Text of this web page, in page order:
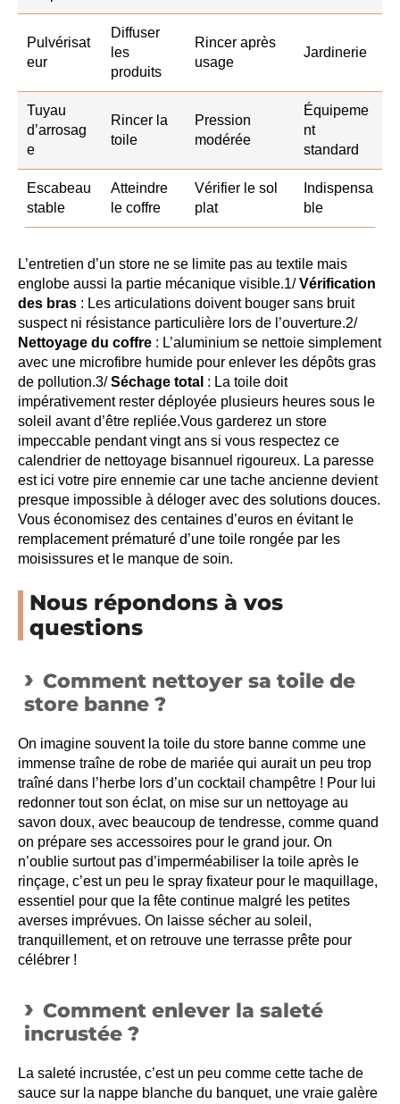
Pulvérisat
eur
Diffuser
les
produits
Rincer après
usage
Jardinerie
Tuyau
d’arrosag
e
Rincer la
toile
Pression
modérée
Équipeme
nt
standard
Escabeau
stable
Atteindre
le coffre
Vérifier le sol
plat
Indispensa
ble
L’entretien d’un store ne se limite pas au textile mais
englobe aussi la partie mécanique visible.1/Vérification
des bras : Les articulations doivent bouger sans bruit
suspect ni résistance particulière lors de l’ouverture.2/
Nettoyage du coffre : L’aluminium se nettoie simplement
avec une microfibre humide pour enlever les dépôts gras
de pollution.3/Séchage total : La toile doit
impérativement rester déployée plusieurs heures sous le
soleil avant d’être repliée.Vous garderez un store
impeccable pendant vingt ans si vous respectez ce
calendrier de nettoyage bisannuel rigoureux. La paresse
est ici votre pire ennemie car une tache ancienne devient
presque impossible à déloger avec des solutions douces.
Vous économisez des centaines d’euros en évitant le
remplacement prématuré d’une toile rongée par les
moisissures et le manque de soin.
Nous répondons à vos
questions
Comment nettoyer sa toile de
store banne ?
On imagine souvent la toile du store banne comme une
immense traîne de robe de mariée qui aurait un peu trop
traîné dans l’herbe lors d’un cocktail champêtre ! Pour lui
redonner tout son éclat, on mise sur un nettoyage au
savon doux, avec beaucoup de tendresse, comme quand
on prépare ses accessoires pour le grand jour. On
n’oublie surtout pas d’imperméabiliser la toile après le
rinçage, c’est un peu le spray fixateur pour le maquillage,
essentiel pour que la fête continue malgré les petites
averses imprévues. On laisse sécher au soleil,
tranquillement, et on retrouve une terrasse prête pour
célébrer !
Comment enlever la saleté
incrustée ?
La saleté incrustée, c’est un peu comme cette tache de
sauce sur la nappe blanche du banquet, une vraie galère